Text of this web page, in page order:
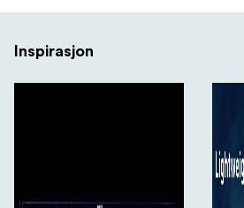
DMX/RDM, LumenRadio CRMX
Inspirasjon